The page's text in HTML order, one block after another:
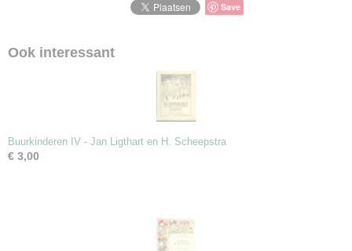
Save
Ook interessant
Buurkinderen IV - Jan Ligthart en H. Scheepstra
€ 3,00